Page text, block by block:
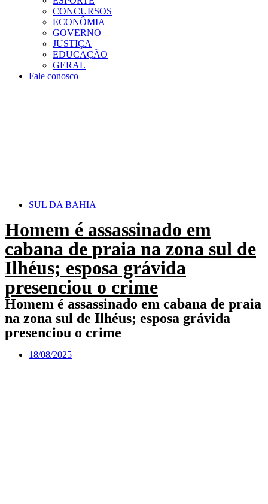
CONCURSOS
ECONÔMIA
GOVERNO
JUSTIÇA
EDUCAÇÃO
GERAL
Fale conosco
SUL DA BAHIA
Homem é assassinado em
cabana de praia na zona sul de
Ilhéus; esposa grávida
presenciou o crime
Homem é assassinado em cabana de praia
na zona sul de Ilhéus; esposa grávida
presenciou o crime
18/08/2025